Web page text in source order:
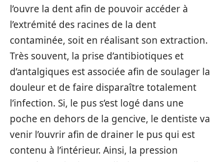
l’ouvre la dent afin de pouvoir accéder à
l’extrémité des racines de la dent
contaminée, soit en réalisant son extraction.
Très souvent, la prise d’antibiotiques et
d’antalgiques est associée afin de soulager la
douleur et de faire disparaître totalement
l’infection. Si, le pus s’est logé dans une
poche en dehors de la gencive, le dentiste va
venir l’ouvrir afin de drainer le pus qui est
contenu à l’intérieur. Ainsi, la pression